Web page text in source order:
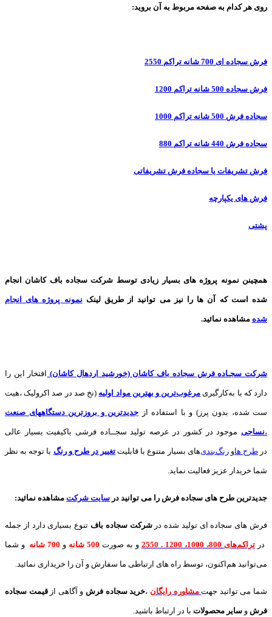
روی هر کدام به صفحه مربوط به آن بروید:
فرش سجاده ای 700 شانه تراکم 2550
فرش سجاده 500 شانه تراکم 1200
سجاده فرش 500 شانه تراکم 1000
سجاده فرش 440 شانه تراکم 880
فرش تشریفات یا سجاده فرش تشریفاتی
فرش های یکپارچه
پشتی
همچینن نمونه پروژه های بسیار زیادی توسط شرکت سجاده باف کاشان انجام
شده است که آن ها را نیز می توانید از طریق لینک نمونه پروژه های انجام
شده مشاهده نمائید.
شرکت سجـاده فرش سجاده باف کاشان (خورشید اردهال کاشان) افتخار این را
دارد که با به‌کارگیری مرغوب‌ترین و بهترین مواد اولیه (نخ صد در صد اکرولیک ،هیت
ست شده، بدون پرز) و با استفاده از جدیدترین و بروزترین دستگاههای صنعت
نساجی، موجود در کشور در عرصه تولید سجــاده فرشی باکیفیت بسیار عالی
درطرح هاو
رنگ‌بندی‌ های بسیار متنوع با قابلیت تغییر در طرح و رنگ با توجه به نظر
شما خریدار عزیز فعالیت نماید.
جدیدترین طرح های سجاده فرش را می توانید در سایت شرکت مشاهده نمائید:
فرش های سجاده ای تولید شده درشرکت سجاده باف تنوع بسیاری دارد از جمله
در تراکم‌های 800، 1000، 1200 . 2550 و به صورت 500 شانه و 700 شانه و شما
می‌توانید هم‌اکنون، توسط راه های ارتباطی ما سفارش و آن را خریداری نمائید.
شما می توانید جهت مشاوره رایگان ،خرید سجاده فرش و آگاهی ازقیمت سجاده
فرش و سایر محصولات با در ارتباط باشید.